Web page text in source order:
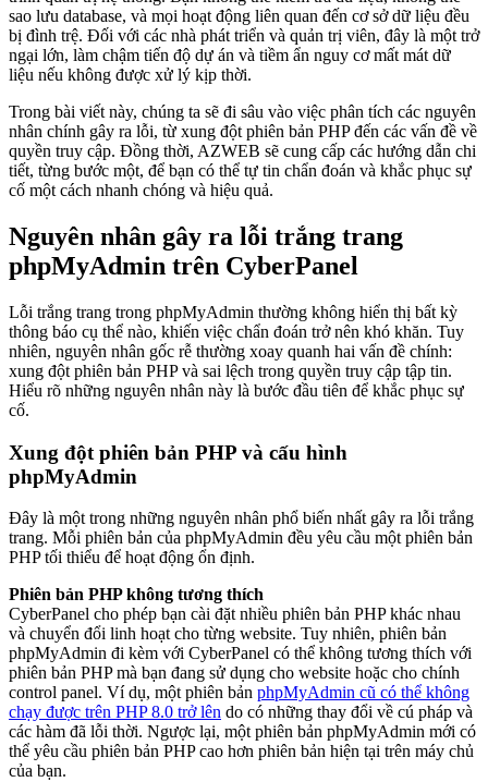
sao lưu database, và mọi hoạt động liên quan đến cơ sở dữ liệu đều
bị đình trệ. Đối với các nhà phát triển và quản trị viên, đây là một trở
ngại lớn, làm chậm tiến độ dự án và tiềm ẩn nguy cơ mất mát dữ
liệu nếu không được xử lý kịp thời.
Trong bài viết này, chúng ta sẽ đi sâu vào việc phân tích các nguyên
nhân chính gây ra lỗi, từ xung đột phiên bản PHP đến các vấn đề về
quyền truy cập. Đồng thời, AZWEB sẽ cung cấp các hướng dẫn chi
tiết, từng bước một, để bạn có thể tự tin chẩn đoán và khắc phục sự
cố một cách nhanh chóng và hiệu quả.
Nguyên nhân gây ra lỗi trắng trang
phpMyAdmin trên CyberPanel
Lỗi trắng trang trong phpMyAdmin thường không hiển thị bất kỳ
thông báo cụ thể nào, khiến việc chẩn đoán trở nên khó khăn. Tuy
nhiên, nguyên nhân gốc rễ thường xoay quanh hai vấn đề chính:
xung đột phiên bản PHP và sai lệch trong quyền truy cập tập tin.
Hiểu rõ những nguyên nhân này là bước đầu tiên để khắc phục sự
cố.
Xung đột phiên bản PHP và cấu hình
phpMyAdmin
Đây là một trong những nguyên nhân phổ biến nhất gây ra lỗi trắng
trang. Mỗi phiên bản của phpMyAdmin đều yêu cầu một phiên bản
PHP tối thiểu để hoạt động ổn định.
Phiên bản PHP không tương thích
CyberPanel cho phép bạn cài đặt nhiều phiên bản PHP khác nhau
và chuyển đổi linh hoạt cho từng website. Tuy nhiên, phiên bản
phpMyAdmin đi kèm với CyberPanel có thể không tương thích với
phiên bản PHP mà bạn đang sử dụng cho website hoặc cho chính
control panel. Ví dụ, một phiên bản phpMyAdmin cũ có thể không
chạy được trên PHP 8.0 trở lên do có những thay đổi về cú pháp và
các hàm đã lỗi thời. Ngược lại, một phiên bản phpMyAdmin mới có
thể yêu cầu phiên bản PHP cao hơn phiên bản hiện tại trên máy chủ
của bạn.